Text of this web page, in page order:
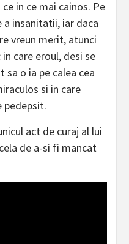
in ce mai cainos. Pe
insanitatii, iar daca
vreun merit, atunci
care eroul, desi se
o ia pe calea cea
si in care
pedepsit.
act de curaj al lui
de a-si fi mancat